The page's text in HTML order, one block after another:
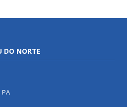
DO NORTE